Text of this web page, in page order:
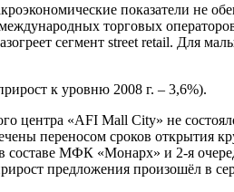
показатели не
торговых
сегмент street retail. Для
к уровню 2008 г. – 3,6%).
центра «AFI Mall City» не
переносом сроков открытия
составе МФК «Монарх» и 2-я
предложения произошёл в